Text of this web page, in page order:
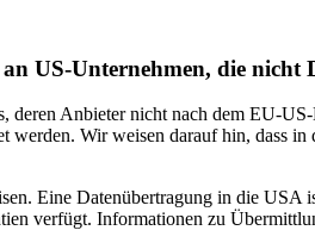
US-Unternehmen, die nicht
deren Anbieter nicht nach dem EU-
Wir weisen darauf hin, dass in
Eine Datenübertragung in die USA
verfügt. Informationen zu